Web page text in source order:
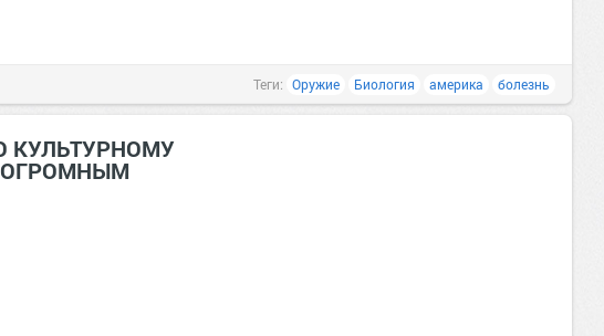
Теги: Оружие Биология америка болезнь
КУЛЬТУРНОМУ